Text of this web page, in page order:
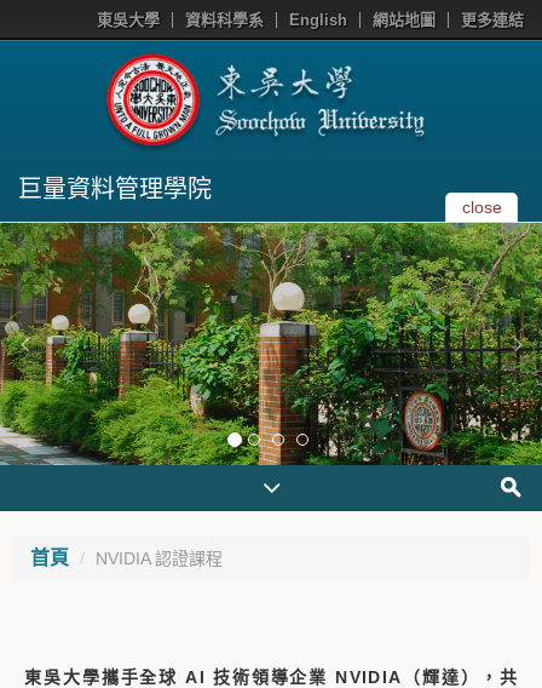
東吳大學 資料科學系 English 網站地圖 更多連結
巨量資料管理學院
close
首頁 NVIDIA 認證課程
東吳大學攜手全球 AI 技術領導企業 NVIDIA （輝達），共